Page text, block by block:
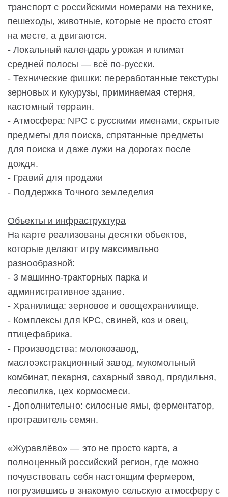
транспорт с российскими номерами на технике,
пешеходы, животные, которые не просто стоят
на месте, а двигаются.
- Локальный календарь урожая и климат
средней полосы — всё по-русски.
- Технические фишки: переработанные текстуры
зерновых и кукурузы, приминаемая стерня,
кастомный терраин.
- Атмосфера: NPC с русскими именами, скрытые
предметы для поиска, спрятанные предметы
для поиска и даже лужи на дорогах после
дождя.
- Гравий для продажи
- Поддержка Точного земледелия
Объекты и инфраструктура
На карте реализованы десятки объектов,
которые делают игру максимально
разнообразной:
- 3 машинно-тракторных парка и
административное здание.
- Хранилища: зерновое и овощехранилище.
- Комплексы для КРС, свиней, коз и овец,
птицефабрика.
- Производства: молокозавод,
маслоэкстракционный завод, мукомольный
комбинат, пекарня, сахарный завод, прядильня,
лесопилка, цех кормосмеси.
- Дополнительно: силосные ямы, ферментатор,
протравитель семян.
«Журавлёво» — это не просто карта, а
полноценный российский регион, где можно
почувствовать себя настоящим фермером,
погрузившись в знакомую сельскую атмосферу с